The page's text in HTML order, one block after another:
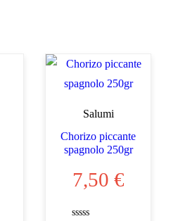
Salumi
Chorizo piccante
spagnolo 250gr
7,50 €